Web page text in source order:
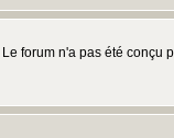
forum n'a pas été